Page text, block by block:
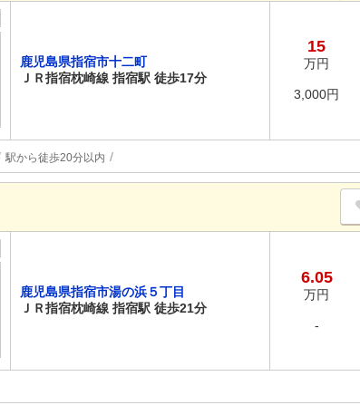
鹿児島県指宿市十二町
ＪＲ指宿枕崎線 指宿駅 徒歩17分
15
万円
3,000円
駅から徒歩20分以内
鹿児島県指宿市湯の浜５丁目
ＪＲ指宿枕崎線 指宿駅 徒歩21分
6.05
万円
-